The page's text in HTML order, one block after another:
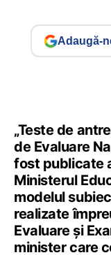
Adaugă-
„Teste de
de Evaluare
fost publicate
Ministerul
modelul
realizate
Evaluare și
minister care